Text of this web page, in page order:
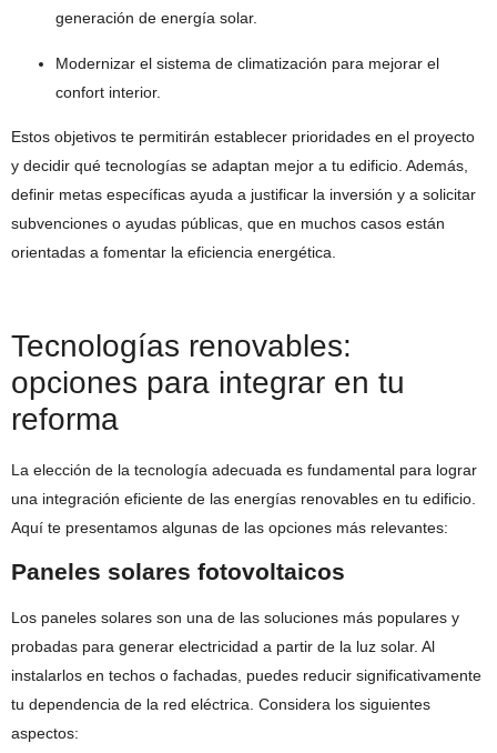
generación de energía solar.
Modernizar el sistema de climatización para mejorar el
confort interior.
Estos objetivos te permitirán establecer prioridades en el proyecto
y decidir qué tecnologías se adaptan mejor a tu edificio. Además,
definir metas específicas ayuda a justificar la inversión y a solicitar
subvenciones o ayudas públicas, que en muchos casos están
orientadas a fomentar la eficiencia energética.
Tecnologías renovables:
opciones para integrar en tu
reforma
La elección de la tecnología adecuada es fundamental para lograr
una integración eficiente de las energías renovables en tu edificio.
Aquí te presentamos algunas de las opciones más relevantes:
Paneles solares fotovoltaicos
Los paneles solares son una de las soluciones más populares y
probadas para generar electricidad a partir de la luz solar. Al
instalarlos en techos o fachadas, puedes reducir significativamente
tu dependencia de la red eléctrica. Considera los siguientes
aspectos: